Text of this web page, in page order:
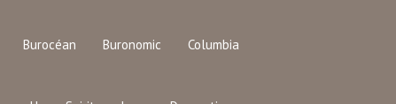
Burocéan Buronomic Columbia